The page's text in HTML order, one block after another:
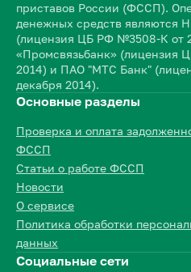
приставов России (ФССП).
денежных средств являются
(лицензия ЦБ РФ №3508-К от
«Промсвязьбанк» (лицензия
2014) и ПАО "МТС Банк"
декабря 2014).
Основные разделы
Проверка и оплата
ФССП
Статьи о работе ФССП
Новости
О сервисе
Политика обработки
данных
Социальные сети